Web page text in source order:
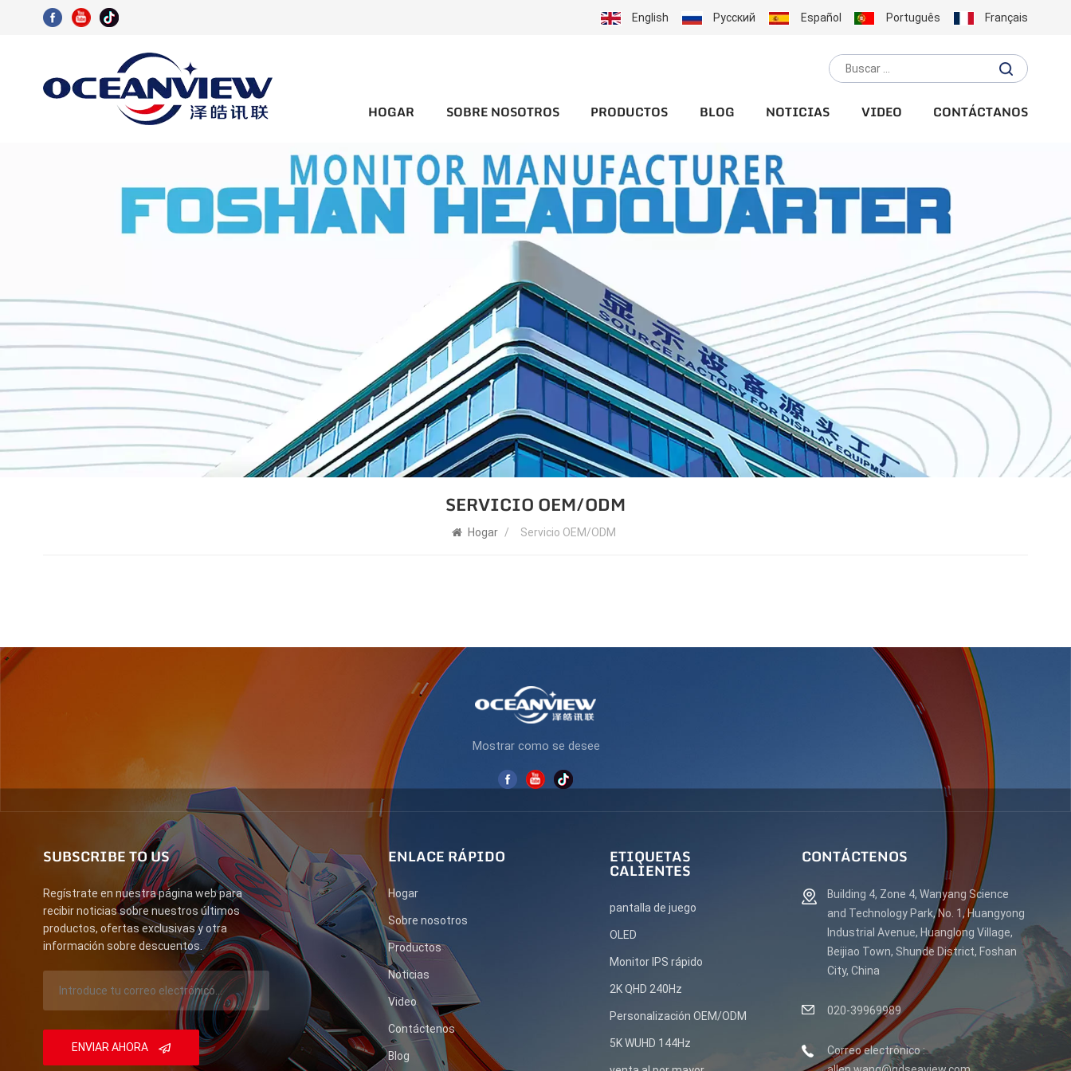
English Русский Español Português Français
HOGAR SOBRE NOSOTROS PRODUCTOS BLOG NOTICIAS VIDEO CONTÁCTANOS
SERVICIO OEM/ODM
Hogar / Servicio OEM/ODM
Mostrar como se desee
SUBSCRIBE TO US
Regístrate en nuestra página web para
recibir noticias sobre nuestros últimos
productos, ofertas exclusivas y otra
información sobre descuentos.
ENVIAR AHORA
ENLACE RÁPIDO
Hogar
Sobre nosotros
Productos
Noticias
Video
Contáctenos
Blog
ETIQUETAS
CALIENTES
pantalla de juego
OLED
Monitor IPS rápido
2K QHD 240Hz
Personalización OEM/ODM
5K WUHD 144Hz
CONTÁCTENOS
Building 4, Zone 4, Wanyang Science
and Technology Park, No. 1, Huangyong
Industrial Avenue, Huanglong Village,
Beijiao Town, Shunde District, Foshan
City, China
020-39969989
Correo electrónico :